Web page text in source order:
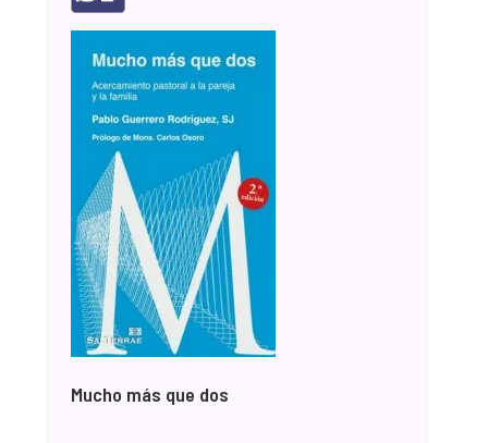
Mucho más que dos